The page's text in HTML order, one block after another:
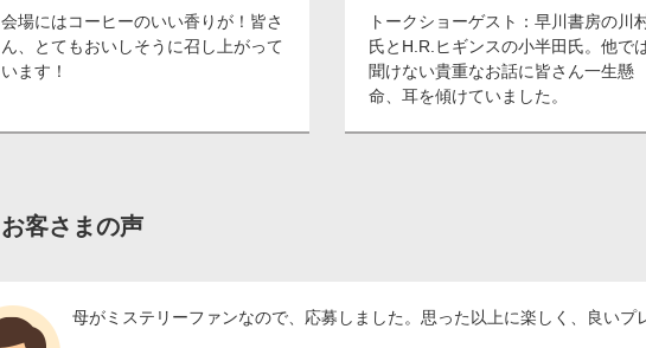
会場にはコーヒーのいい香りが！皆さ
ん、とてもおいしそうに召し上がって
います！
トークショーゲスト：早川書房の川
氏とH.R.ヒギンスの小半田氏。他で
聞けない貴重なお話に皆さん一生懸
命、耳を傾けていました。
お客さまの声
母がミステリーファンなので、応募しました。思った以上に楽しく、良いプ